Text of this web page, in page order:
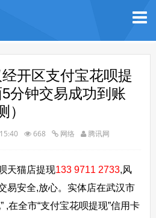
开区支付宝花呗提
分钟交易成功到账
）
668 网络 腾讯网
天猫店提现133 9711 2733,风
易安全,放心。实体店在武汉市
,在全市“支付宝花呗提现”信用卡